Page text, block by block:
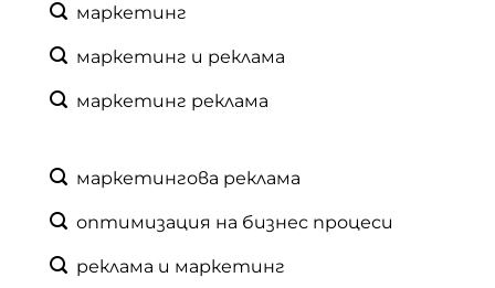
маркетинг
маркетинг и реклама
маркетинг реклама
маркетингова реклама
оптимизация на бизнес процеси
реклама и маркетинг